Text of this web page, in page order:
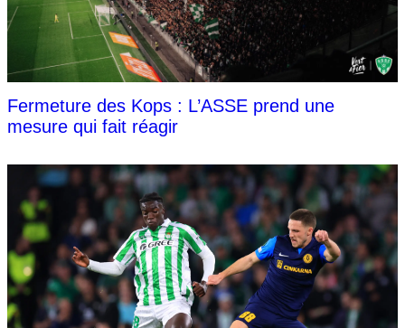
Fermeture des Kops : L’ASSE prend une
mesure qui fait réagir